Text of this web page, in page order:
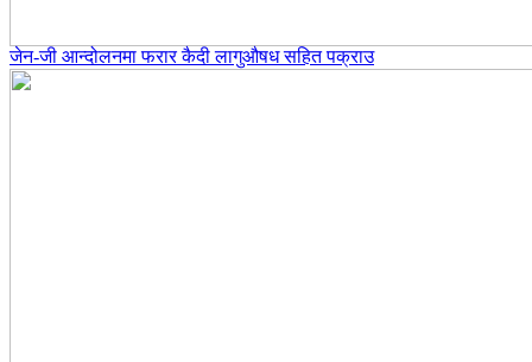
जेन-जी आन्दोलनमा फरार कैदी लागुऔषध सहित पक्राउ